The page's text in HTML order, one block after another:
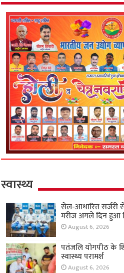
स्वास्थ्य
सेल-आधारित सर्जरी
मरीज अगले दिन हुआ
August 6, 2026
पतंजलि योगपीठ के
स्वास्थ्य परामर्श
August 6, 2026